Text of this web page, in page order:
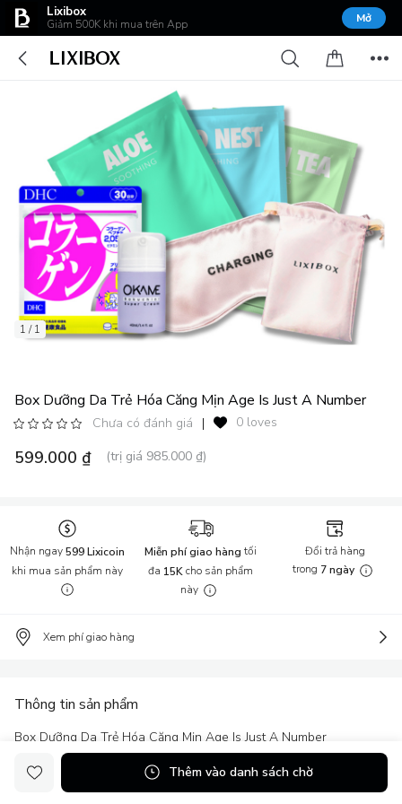
Lixibox
Giảm 500K khi mua trên App Mở
1 / 1
Box Dưỡng Da Trẻ Hóa Căng Mịn Age Is Just A Number
Chưa có đánh giá | 0 loves
599.000 ₫ (trị giá 985.000 ₫)
Nhận ngay599 Lixicoin
khi mua sản phẩm này
Miễn phí giao hàngtối
đa 15Kcho sản phẩm
này
Đổi trả hàng
trong 7 ngày
Xem phí giao hàng
Thông tin sản phẩm
Box Dưỡng Da Trẻ Hóa Căng Mịn Age Is Just A Number
... Xem thêm Thêm vào danh sách chờ